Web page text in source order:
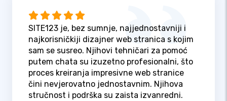
SITE123 je, bez sumnje, najjednostavniji i
najkorisničkiji dizajner web stranica s kojim
sam se susreo. Njihovi tehničari za pomoć
putem chata su izuzetno profesionalni, što
proces kreiranja impresivne web stranice
čini nevjerovatno jednostavnim. Njihova
stručnost i podrška su zaista izvanredni.